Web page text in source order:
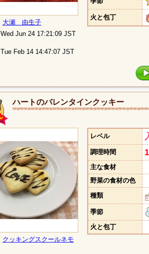
大瀬 由生子
Wed Jun 24 17:21:09 JST
Tue Feb 14 14:47:07 JST
火と包丁
ハートのバレンタインクッキー
クッキングスクールネモ
レベル
調理時間
主な食材
野菜の食材の色
種類
季節
火と包丁